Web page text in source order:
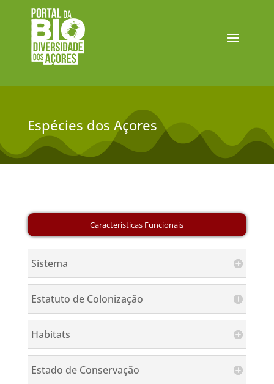
Espécies dos Açores
Sistema
Estatuto de Colonização
Habitats
Estado de Conservação